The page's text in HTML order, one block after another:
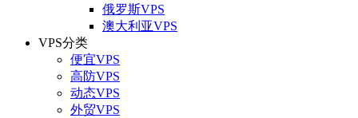
俄罗斯VPS
澳大利亚VPS
VPS分类
便宜VPS
高防VPS
动态VPS
外贸VPS